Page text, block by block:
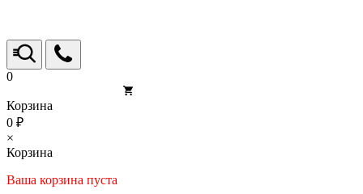
0
Корзина
0 ₽
×
Корзина
Ваша корзина пуста